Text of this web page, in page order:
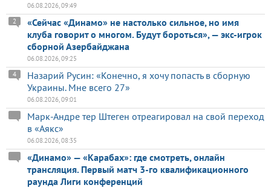
06.08.2026, 09:49
«Сейчас «Динамо» не настолько сильное, но имя
клуба говорит о многом. Будут бороться», — экс-игрок
сборной Азербайджана
2
06.08.2026, 09:25
Назарий Русин: «Конечно, я хочу попасть в сборную
Украины. Мне всего 27»
4
06.08.2026, 09:01
Марк-Андре тер Штеген отреагировал на свой переход
в «Аякс»
06.08.2026, 08:35
«Динамо» — «Карабах»: где смотреть, онлайн
трансляция. Первый матч 3-го квалификационного
раунда Лиги конференций